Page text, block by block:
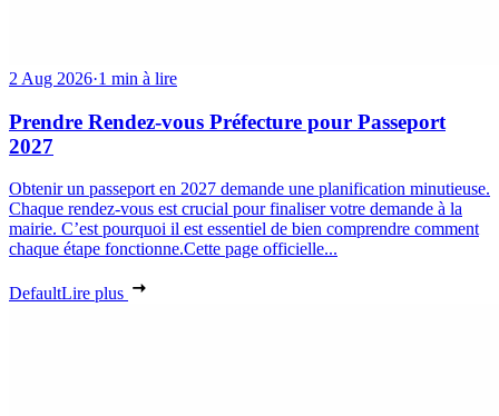
2 Aug 2026·1 min à lire
Prendre Rendez-vous Préfecture pour Passeport
2027
Obtenir un passeport en 2027 demande une planification minutieuse.
Chaque rendez-vous est crucial pour finaliser votre demande à la
mairie. C’est pourquoi il est essentiel de bien comprendre comment
chaque étape fonctionne.Cette page officielle...
DefaultLire plus